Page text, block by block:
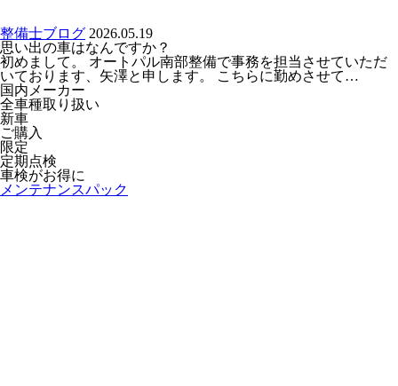
整備士ブログ 2026.05.19
思い出の車はなんですか？
初めまして。 オートパル南部整備で事務を担当させていただ
いております、矢澤と申します。 こちらに勤めさせて…
国内メーカー
全車種取り扱い
新車
ご購入
限定
定期点検
車検がお得に
メンテナンスパック